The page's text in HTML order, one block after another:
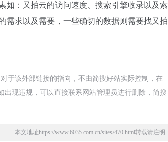
如：又拍云的访问速度、搜索引擎收录以及索
需求以及需要，一些确切的数据则需要找又拍
于该外部链接的指向，不由简搜好站实际控制，在
出现违规，可以直接联系网站管理员进行删除，简搜
本文地址https://www.6035.com.cn/sites/470.html转载请注明